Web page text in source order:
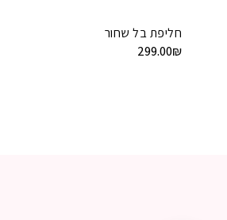
חליפת בל שחור
299.00₪